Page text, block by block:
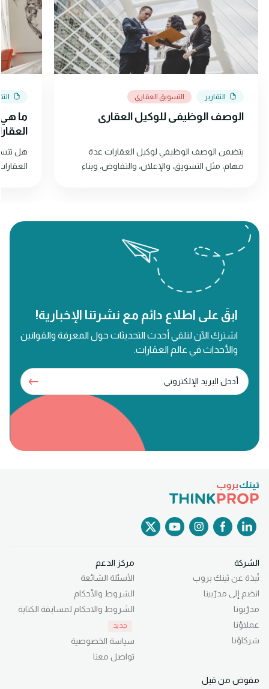
التقارير التسويق العقاري
الوصف الوظيفي للوكيل العقاري
يتضمن الوصف الوظيفي لوكيل العقارات عدة
مهام، مثل التسويق، والإعلان، والتفاوض، وبناء
ما هي
هل
ابقَ على اطلاع دائم مع نشرتنا الإخبارية!
اشترك الآن لتلقي أحدث التحديثات حول المعرفة والقوانين
والأحداث في عالم العقارات.
الشركة
نُبذة عن ثينك بروب
انضم إلى مدرّبينا
مدرّبونا
عملاؤنا
شركاؤنا
مركز الدعم
الأسئلة الشائعة
الشروط والأحكام
الشروط والاحكام لمسابقة الكتابة
جديد
سياسة الخصوصية
تواصل معنا
مفوض من قبل